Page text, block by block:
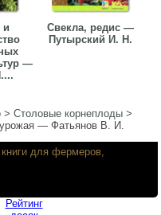
и
—
Свекла, редис —
Путырский И. Н.
>Столовые корнеплоды >
урожая — Фатьянов В. И.
для фермеров,